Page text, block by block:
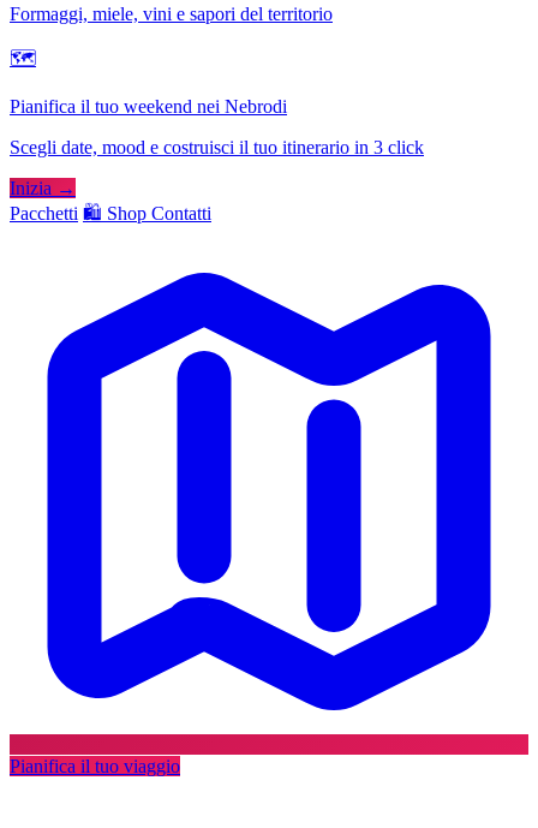
Formaggi, miele, vini e sapori del territorio
🗺
Pianifica il tuo weekend nei Nebrodi
Scegli date, mood e costruisci il tuo itinerario in 3 click
Inizia →
Pacchetti 🛍️ Shop Contatti
Pianifica il tuo viaggio